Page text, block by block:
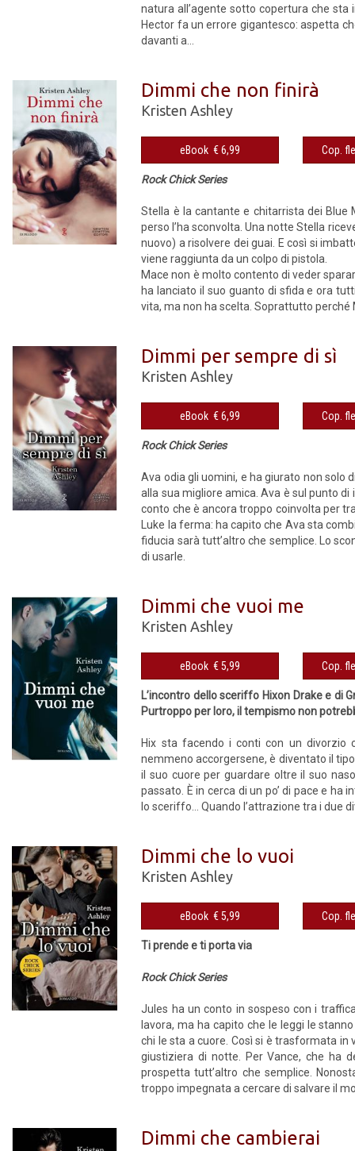
natura all’agente sotto copertura che
Hector fa un errore gigantesco: aspetta
davanti a...
Dimmi che non finirà
Kristen Ashley
eBook € 6,99
Rock Chick Series
Stella è la cantante e chitarrista dei Blue
perso l’ha sconvolta. Una notte Stella
nuovo) a risolvere dei guai. E così si
viene raggiunta da un colpo di pistola.
Mace non è molto contento di veder
ha lanciato il suo guanto di sfida e ora
vita, ma non ha scelta. Soprattutto perché
Dimmi per sempre di sì
Kristen Ashley
eBook € 6,99
Rock Chick Series
Ava odia gli uomini, e ha giurato non solo
alla sua migliore amica. Ava è sul punto
conto che è ancora troppo coinvolta per
Luke la ferma: ha capito che Ava sta
fiducia sarà tutt’altro che semplice. Lo
di usarle.
Dimmi che vuoi me
Kristen Ashley
eBook € 5,99
L’incontro dello sceriffo Hixon Drake e di
Purtroppo per loro, il tempismo non
Hix sta facendo i conti con un divorzio
nemmeno accorgersene, è diventato il
il suo cuore per guardare oltre il suo
passato. È in cerca di un po’ di pace e
lo sceriffo… Quando l’attrazione tra i due
Dimmi che lo vuoi
Kristen Ashley
eBook € 5,99
Ti prende e ti porta via
Rock Chick Series
Jules ha un conto in sospeso con i
lavora, ma ha capito che le leggi le
chi le sta a cuore. Così si è trasformata
giustiziera di notte. Per Vance, che ha
prospetta tutt’altro che semplice.
troppo impegnata a cercare di salvare il
Dimmi che cambierai